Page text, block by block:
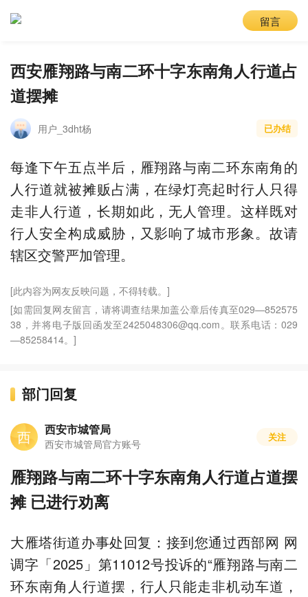
留言
西安雁翔路与南二环十字东南角人行道占
道摆摊
用户_3dht杨 已办结
每逢下午五点半后，雁翔路与南二环东南角的
人行道就被摊贩占满，在绿灯亮起时行人只得
走非人行道，长期如此，无人管理。这样既对
行人安全构成威胁，又影响了城市形象。故请
辖区交警严加管理。
[此内容为网友反映问题，不得转载。]
[如需回复网友留言，请将调查结果加盖公章后传真至029—852575
38，并将电子版回函发至2425048306@qq.com。联系电话：029
—85258414。]
部门回复
西 西安市城管局
西安市城管局官方账号
关注
雁翔路与南二环十字东南角人行道占道摆
摊 已进行劝离
大雁塔街道办事处回复：接到您通过西部网 网
调字「2025」第11012号投诉的“雁翔路与南二
环东南角人行道摆，行人只能走非机动车道，